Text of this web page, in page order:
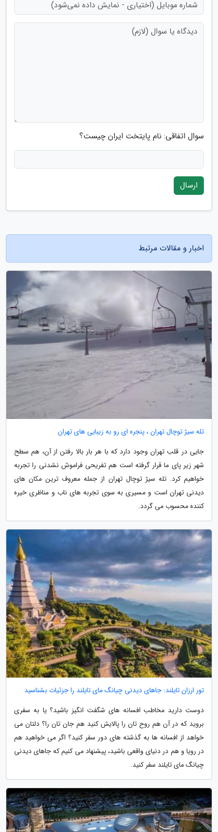
سوال اتفاقی: نام پایتخت ایران چیست؟
ارسال
اخبار و مقالات مرتبط
تله سیژ توچال تهران ، پنجره ای رو به زیبایی های تهران
جایی در قلب تهران وجود دارد که با هر بار بالا رفتن از آن، هم سطح
شهر زیر پای ما قرار گرفته است هم تفریحی فراموش نشدنی را تجربه
خواهیم کرد. تله سیژ توچال تهران از جمله معروف ترین مکان های
دیدنی تهران است و مسیری به سوی تجربه های ناب و مناظری خیره
کننده محسوب می گردد.
تور ارزان تایلند: جاهای دیدنی چیانگ مای تایلند را جزئیات بشناسید
دوست دارید مخاطب افسانه های شگفت انگیز باشید؟ یا به سفری
بروید که در آن هم روح تان را پالایش کنید هم جان تان را؟ دلتان می
خواهد از افسانه ها به گذشته های دور سفر کنید؟ اگر می خواهید هم
در رویا و هم در دنیای واقعی باشید، پیشنهاد می کنیم که جاهای دیدنی
چیانگ مای تایلند سفر کنید.